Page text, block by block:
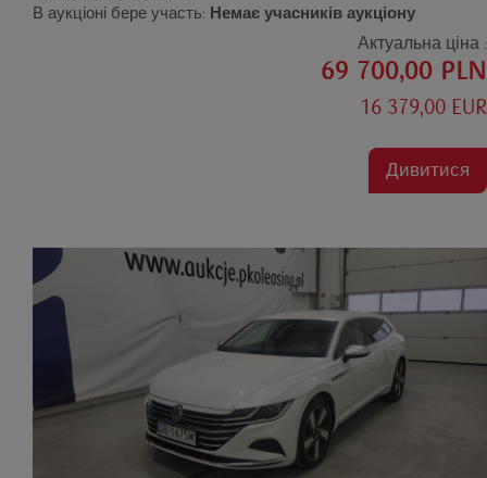
Актуальна ціна :
69 700,00 PLN
16 379,00 EUR
Дивитися
В аукціоні бере участь: Немає учасників аукціону